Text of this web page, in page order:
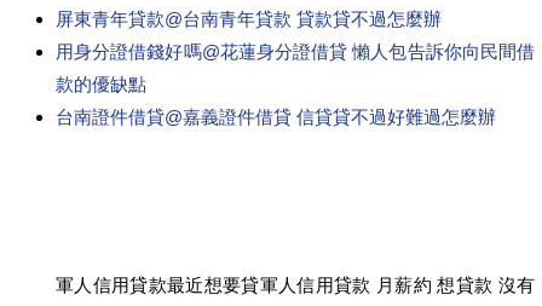
屏東青年貸款@台南青年貸款 貸款貸不過怎麼辦
用身分證借錢好嗎@花蓮身分證借貸 懶人包告訴你向民間借
款的優缺點
台南證件借貸@嘉義證件借貸 信貸貸不過好難過怎麼辦
軍人信用貸款最近想要貸軍人信用貸款 月薪約 想貸款 沒有